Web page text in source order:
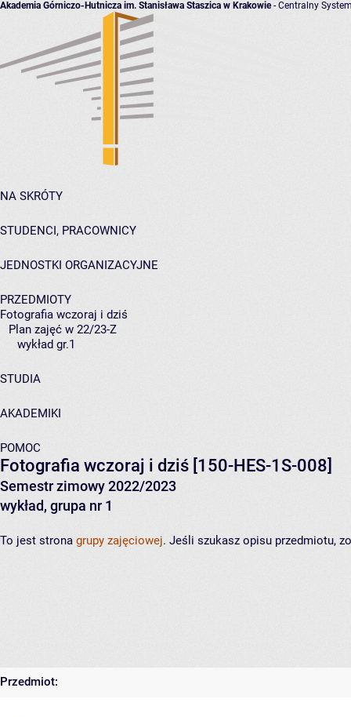
Akademia Górniczo-Hutnicza im. Stanisława Staszica w Krakowie- Centralny
NA SKRÓTY
STUDENCI, PRACOWNICY
JEDNOSTKI ORGANIZACYJNE
PRZEDMIOTY
Fotografia wczoraj i dziś
Plan zajęć w 22/23-Z
wykład gr.1
STUDIA
AKADEMIKI
POMOC
Fotografia wczoraj i dziś [150-HES-1S-008]
Semestr zimowy 2022/2023
wykład, grupa nr 1
To jest strona grupy zajęciowej. Jeśli szukasz opisu przedmiotu,
Przedmiot: